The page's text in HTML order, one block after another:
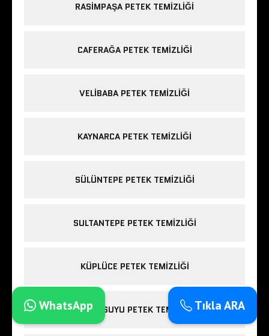
RASIMPAŞA PETEK TEMIZLIĞI
CAFERAĞA PETEK TEMIZLIĞI
VELIBABA PETEK TEMIZLIĞI
KAYNARCA PETEK TEMIZLIĞI
SÜLÜNTEPE PETEK TEMIZLIĞI
SULTANTEPE PETEK TEMIZLIĞI
KÜPLÜCE PETEK TEMIZLIĞI
GÜMÜŞSUYU PETEK TEMIZLIĞI Tıkla ARA
WhatsApp